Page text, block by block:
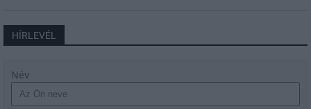
HÍRLEVÉL
Név